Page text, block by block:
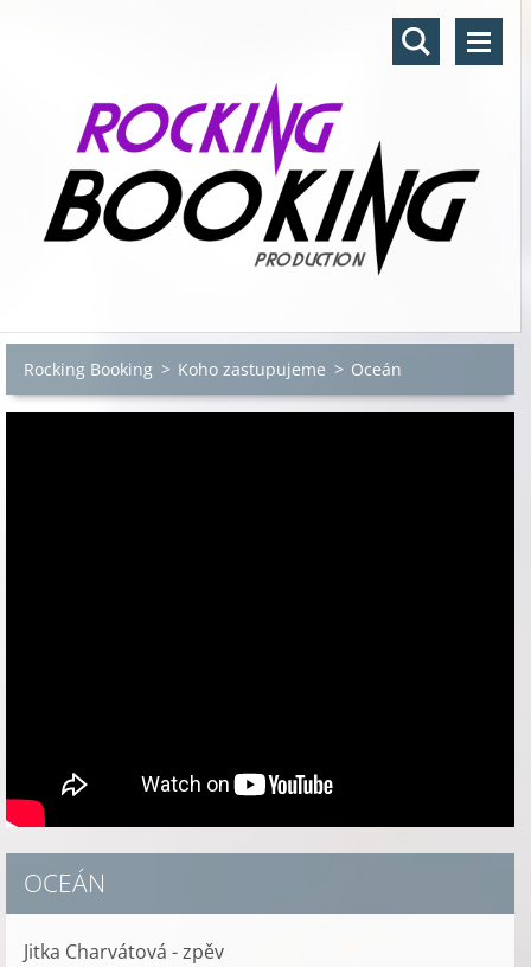
Rocking Booking > Koho zastupujeme > Oceán
OCEÁN
Jitka Charvátová - zpěv